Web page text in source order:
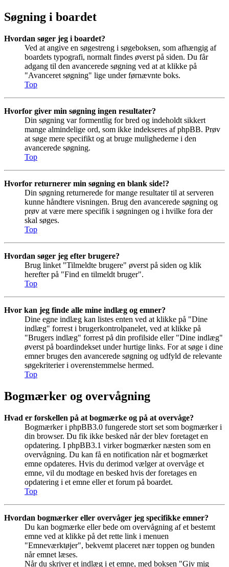
Søgning i boardet
Hvordan søger jeg i boardet?
Ved at angive en søgestreng i søgeboksen, som afhængig af
boardets typografi, normalt findes øverst på siden. Du får
adgang til den avancerede søgning ved at at klikke på
"Avanceret søgning" lige under førnævnte boks.
Top
Hvorfor giver min søgning ingen resultater?
Din søgning var formentlig for bred og indeholdt sikkert
mange almindelige ord, som ikke indekseres af phpBB. Prøv
at søge mere specifikt og at bruge mulighederne i den
avancerede søgning.
Top
Hvorfor returnerer min søgning en blank side!?
Din søgning returnerede for mange resultater til at serveren
kunne håndtere visningen. Brug den avancerede søgning og
prøv at være mere specifik i søgningen og i hvilke fora der
skal søges.
Top
Hvordan søger jeg efter brugere?
Brug linket "Tilmeldte brugere" øverst på siden og klik
herefter på "Find en tilmeldt bruger".
Top
Hvor kan jeg finde alle mine indlæg og emner?
Dine egne indlæg kan listes enten ved at klikke på "Dine
indlæg" forrest i brugerkontrolpanelet, ved at klikke på
"Brugers indlæg" forrest på din profilside eller "Dine indlæg"
øverst på boardindekset under hurtige links. For at søge i dine
emner bruges den avancerede søgning og udfyld de relevante
søgekriterier i overenstemmelse hermed.
Top
Bogmærker og overvågning
Hvad er forskellen på at bogmærke og på at overvåge?
Bogmærker i phpBB3.0 fungerede stort set som bogmærker i
din browser. Du fik ikke besked når der blev foretaget en
opdatering. I phpBB3.1 virker bogmærker næsten som en
overvågning. Du kan få en notification når et bogmærket
emne opdateres. Hvis du derimod vælger at overvåge et
emne, vil du modtage en besked hvis der foretages en
opdatering i et emne eller et forum på boardet.
Top
Hvordan bogmærker eller overvåger jeg specifikke emner?
Du kan bogmærke eller bede om overvågning af et bestemt
emne ved at klikke på det rette link i menuen
"Emneværktøjer", bekvemt placeret nær toppen og bunden
når emnet læses.
Når du skriver et indlæg i et emne, med boksen "Giv mig